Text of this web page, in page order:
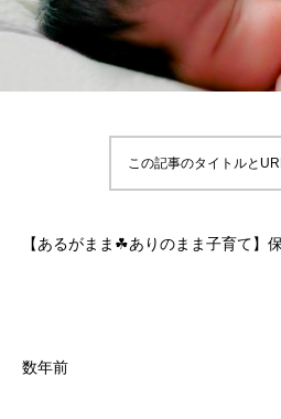
この記事のタイトルと
【あるがまま☘ありのまま子育て】
数年前